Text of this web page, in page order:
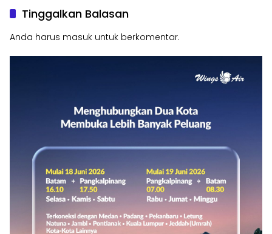
Tinggalkan Balasan
Anda harus masuk untuk berkomentar.